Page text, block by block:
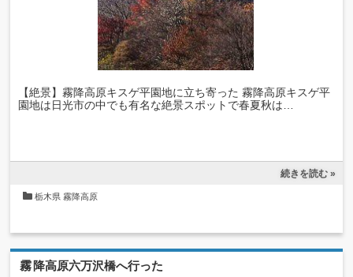
【絶景】霧降高原キスゲ平園地に立ち寄った 霧降高原キスゲ平
園地は日光市の中でも有名な絶景スポットで春夏秋は…
続きを読む »
栃木県 霧降高原
霧降高原六万沢橋へ行った